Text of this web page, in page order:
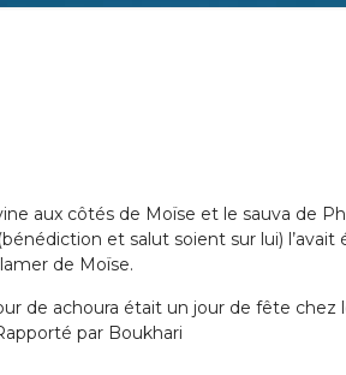
aux côtés de Moïse et le sauva de
et salut soient sur lui)
de Moïse.
de achoura était un jour de fête
par Boukhari